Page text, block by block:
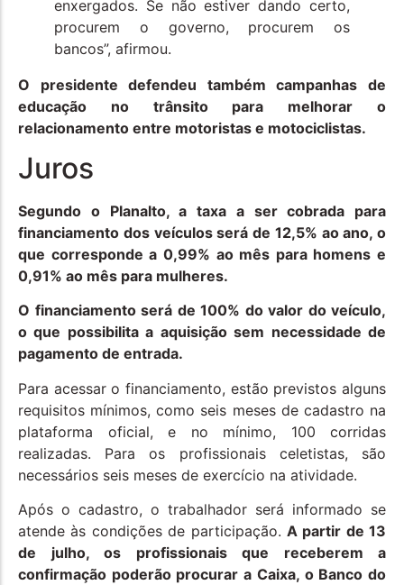
enxergados. Se não estiver dando certo,
procurem o governo, procurem os
bancos”, afirmou.
O presidente defendeu também campanhas de
educação no trânsito para melhorar o
relacionamento entre motoristas e motociclistas.
Juros
Segundo o Planalto, a taxa a ser cobrada para
financiamento dos veículos será de 12,5% ao ano, o
que corresponde a 0,99% ao mês para homens e
0,91% ao mês para mulheres.
O financiamento será de 100% do valor do veículo,
o que possibilita a aquisição sem necessidade de
pagamento de entrada.
Para acessar o financiamento, estão previstos alguns
requisitos mínimos, como seis meses de cadastro na
plataforma oficial, e no mínimo, 100 corridas
realizadas. Para os profissionais celetistas, são
necessários seis meses de exercício na atividade.
Após o cadastro, o trabalhador será informado se
atende às condições de participação. A partir de 13
de julho, os profissionais que receberem a
confirmação poderão procurar a Caixa, o Banco do